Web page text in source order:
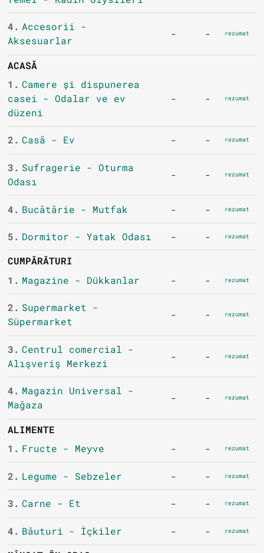
4. Accesorii -
Aksesuarlar
- - rezumat
ACASĂ
1. Camere și dispunerea
casei - Odalar ve ev
düzeni
- - rezumat
2. Casă - Ev - - rezumat
3. Sufragerie - Oturma
Odası
- - rezumat
4. Bucătărie - Mutfak - - rezumat
5. Dormitor - Yatak Odası - - rezumat
CUMPĂRĂTURI
1. Magazine - Dükkanlar - - rezumat
2. Supermarket -
Süpermarket
- - rezumat
3. Centrul comercial -
Alışveriş Merkezi
- - rezumat
4. Magazin Universal -
Mağaza
- - rezumat
ALIMENTE
1. Fructe - Meyve - - rezumat
2. Legume - Sebzeler - - rezumat
3. Carne - Et - - rezumat
4. Băuturi - İçkiler - - rezumat